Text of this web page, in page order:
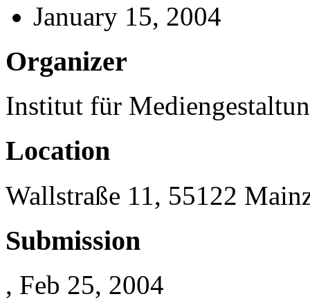
January 15, 2004
Organizer
Institut für
Location
Wallstraße 11, 55122
Submission
, Feb 25, 2004